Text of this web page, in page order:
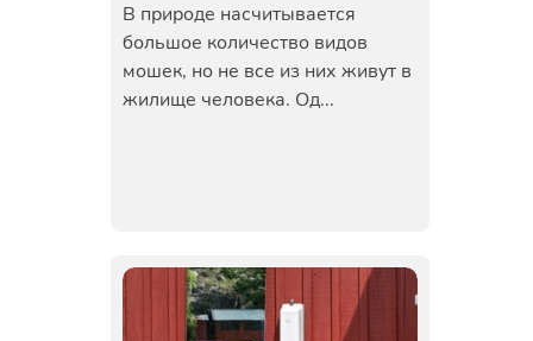
В природе насчитывается
большое количество видов
мошек, но не все из них живут в
жилище человека. Од...